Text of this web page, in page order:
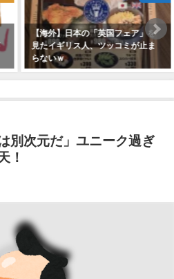
【海外】日本の「英国フェア」を
見たイギリス人、ツッコミが止ま
らないｗ
別次元だ」ユニーク過ぎ
！